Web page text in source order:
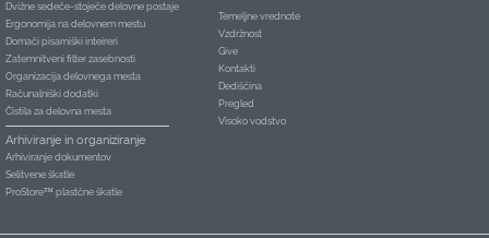
Dvižne sedeče-stoječe delovne postaje
Ergonomija na delovnem mestu
Domači pisarniški inteireri
Zatemnitveni filter zasebnosti
Organizacija delovnega mesta
Računalniški dodatki
Čistila za delovna mesta
Arhiviranje in organiziranje
Arhiviranje dokumentov
Selitvene škatle
ProStore™ plastčne škatle
Temeljne vrednote
Vzdržnost
Give
Kontakti
Dediščina
Pregled
Visoko vodstvo